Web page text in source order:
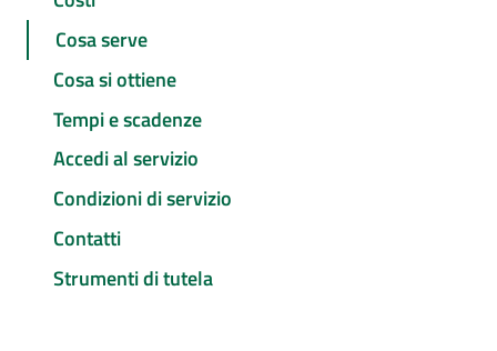
Cosa serve
Cosa si ottiene
Tempi e scadenze
Accedi al servizio
Condizioni di servizio
Contatti
Strumenti di tutela